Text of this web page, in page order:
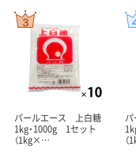
パールエース 上白糖
1kg・1000g 1セット
（1kg×…